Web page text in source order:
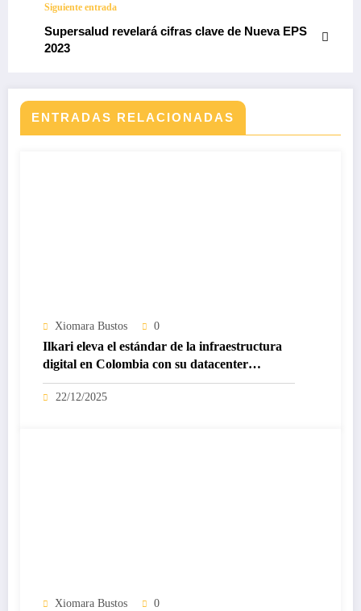
Siguiente entrada
Supersalud revelará cifras clave de Nueva EPS
2023
ENTRADAS RELACIONADAS
Xiomara Bustos 0
Ilkari eleva el estándar de la infraestructura
digital en Colombia con su datacenter
certificado Nivel IV de ICREA
22/12/2025
Xiomara Bustos 0